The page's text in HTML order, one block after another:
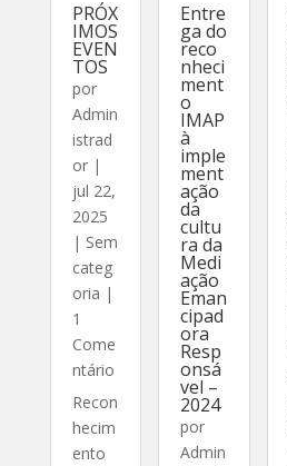
PRÓX
IMOS
EVEN
TOS
por
Admin
istrad
or|
jul 22,
2025
| Sem
categ
oria |
1
Come
ntário
Recon
hecim
ento
Entre
ga do
reco
nheci
ment
o
IMAP
à
imple
ment
ação
da
cultu
ra da
Medi
ação
Eman
cipad
ora
Resp
onsá
vel –
2024
por
Admin